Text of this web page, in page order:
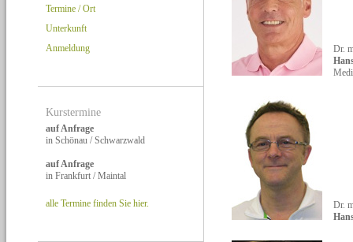
Termine / Ort
Unterkunft
Anmeldung
Kurstermine
auf Anfrage
in Schönau / Schwarzwald
auf Anfrage
in Frankfurt / Maintal
alle Termine finden Sie hier.
Dr.
Dr.